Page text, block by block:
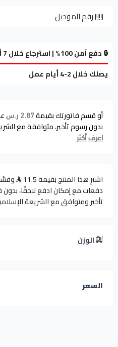
رقم الموديل
🔒 دفع آمن 100% | استرجاع خلال 7 أيام
يصلك خلال 2-4 أيام عمل
أو قسم فاتورتك بقيمة2.87 ر.س
بدون رسوم تأخير، متوافقة مع
اعرف أكثر
اشترِ هذا المنتج بقيمة 11.5
دفعات مع إمكان ادفع لاحقًا، بدون
تأخير ومتوافق مع الشريعة
الوزن
السعر